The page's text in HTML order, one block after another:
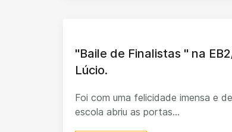
"Baile de Finalistas " na
Lúcio.
Foi com uma felicidade imensa e
escola abriu as portas...